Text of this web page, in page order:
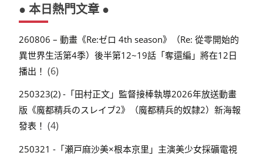
● 本日熱門文章 ●
260806 – 動畫《Re:ゼロ 4th season》（Re: 從零開始的
異世界生活第4季）後半第12~19話「奪還編」將在12日
播出！ (6)
250323(2) -「田村正文」監督接棒執導2026年放送動畫
版《魔都精兵のスレイブ2》（魔都精兵的奴隸2）新海報
發表！ (4)
250321 -「瀬戸麻沙美×根本京里」主演美少女採礦電視